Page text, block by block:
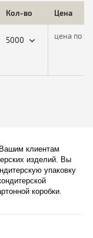
Кол-во Цена
5000 цена по
клиентам
изделий. Вы
упаковку
коробки.